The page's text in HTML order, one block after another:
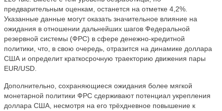
предварительным оценкам, останется на отметке 4,2%.
Указанные данные могут оказать значительное влияние на
ожидания в отношении дальнейших шагов Федеральной
резервной системы (ФРС) в сфере денежно-кредитной
политики, что, в свою очередь, отразится на динамике доллара
США и определит краткосрочную траекторию движения пары
EUR/USD.
Дополнительно, сохраняющиеся ожидания более мягкой
монетарной политики ФРС сдерживают потенциал укрепления
доллара США, несмотря на его трёхдневное повышение к